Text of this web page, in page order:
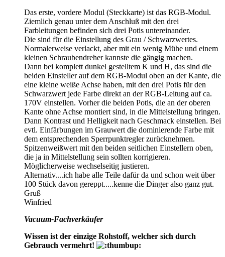
Das erste, vordere Modul (Steckkarte) ist das RGB-Modul.
Ziemlich genau unter dem Anschluß mit den drei
Farbleitungen befinden sich drei Potis untereinander.
Die sind für die Einstellung des Grau / Schwarzwertes.
Normalerweise verlackt, aber mit ein wenig Mühe und einem
kleinen Schraubendreher kannste die gängig machen.
Dann bei komplett dunkel gestelltem K und H, das sind die
beiden Einsteller auf dem RGB-Modul oben an der Kante, die
eine kleine weiße Achse haben, mit den drei Potis für den
Schwarzwert jede Farbe direkt an der RGB-Leitung auf ca.
170V einstellen. Vorher die beiden Potis, die an der oberen
Kante ohne Achse montiert sind, in die Mittelstellung bringen.
Dann Kontrast und Helligkeit nach Geschmack einstellen. Bei
evtl. Einfärbungen im Grauwert die dominierende Farbe mit
dem entsprechenden Sperrpunktregler zurücknehmen.
Spitzenweißwert mit den beiden seitlichen Einstellern oben,
die ja in Mittelstellung sein sollten korrigieren.
Möglicherweise wechselseitig justieren.
Alternativ....ich habe alle Teile dafür da und schon weit über
100 Stück davon gereppt.....kenne die Dinger also ganz gut.
Gruß
Winfried
Vacuum-Fachverkäufer
Wissen ist der einzige Rohstoff, welcher sich durch
Gebrauch vermehrt!